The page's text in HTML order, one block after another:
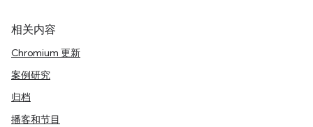
相关内容
Chromium 更新
案例研究
归档
播客和节目